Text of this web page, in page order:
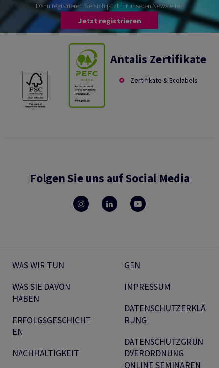
Dann registrieren Sie sich jetzt für unseren Newsletter!
Jetzt registrieren
Antalis Zertifikate
Zertifikate & Ecolabels
Folgen Sie uns auf Social Media
WAS WIR TUN
WAS SIE DAVON
HABEN
ERFOLGSGESCHICHT
EN
NACHHALTIGKEIT
GEN
IMPRESSUM
DATENSCHUTZERKLÄ
RUNG
DATENSCHUTZGRUN
DVERORDNUNG
ONLINE SEMINAREN